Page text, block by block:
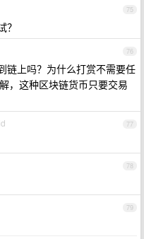
75
？
76
链上吗？为什么打赏不需要任
，这种区块链货币只要交易
77
78
79